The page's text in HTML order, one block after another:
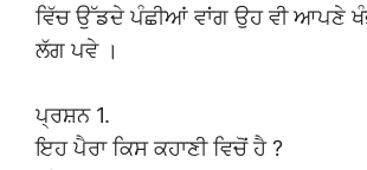
ਵਿੱਚ ਉੱਡਦੇ ਪੰਛੀਆਂ ਵਾਂਗ ਉਹ ਵੀ ਆਪਣੇ
ਲੱਗ ਪਵੇ ।
ਪ੍ਰਸ਼ਨ 1.
ਇਹ ਪੈਰਾ ਕਿਸ ਕਹਾਣੀ ਵਿਚੋਂ ਹੈ ?